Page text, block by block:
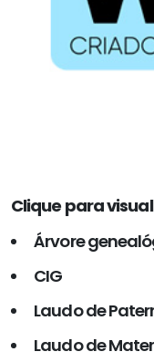
Clique para
Árvore
CIG
Laudo de
Laudo de